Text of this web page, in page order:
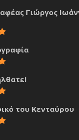
Γιώργος
του Κενταύρου